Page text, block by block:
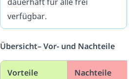
verfügbar.
Übersicht– Vor- und Nachteile
Vorteile Nachteile